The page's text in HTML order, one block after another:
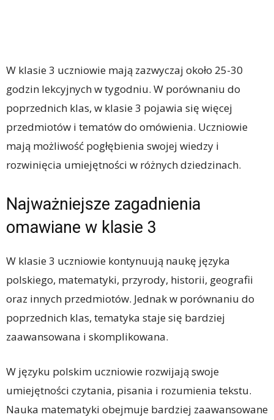
W klasie 3 uczniowie mają zazwyczaj około 25-30
godzin lekcyjnych w tygodniu. W porównaniu do
poprzednich klas, w klasie 3 pojawia się więcej
przedmiotów i tematów do omówienia. Uczniowie
mają możliwość pogłębienia swojej wiedzy i
rozwinięcia umiejętności w różnych dziedzinach.
Najważniejsze zagadnienia
omawiane w klasie 3
W klasie 3 uczniowie kontynuują naukę języka
polskiego, matematyki, przyrody, historii, geografii
oraz innych przedmiotów. Jednak w porównaniu do
poprzednich klas, tematyka staje się bardziej
zaawansowana i skomplikowana.
W języku polskim uczniowie rozwijają swoje
umiejętności czytania, pisania i rozumienia tekstu.
Nauka matematyki obejmuje bardziej zaawansowane